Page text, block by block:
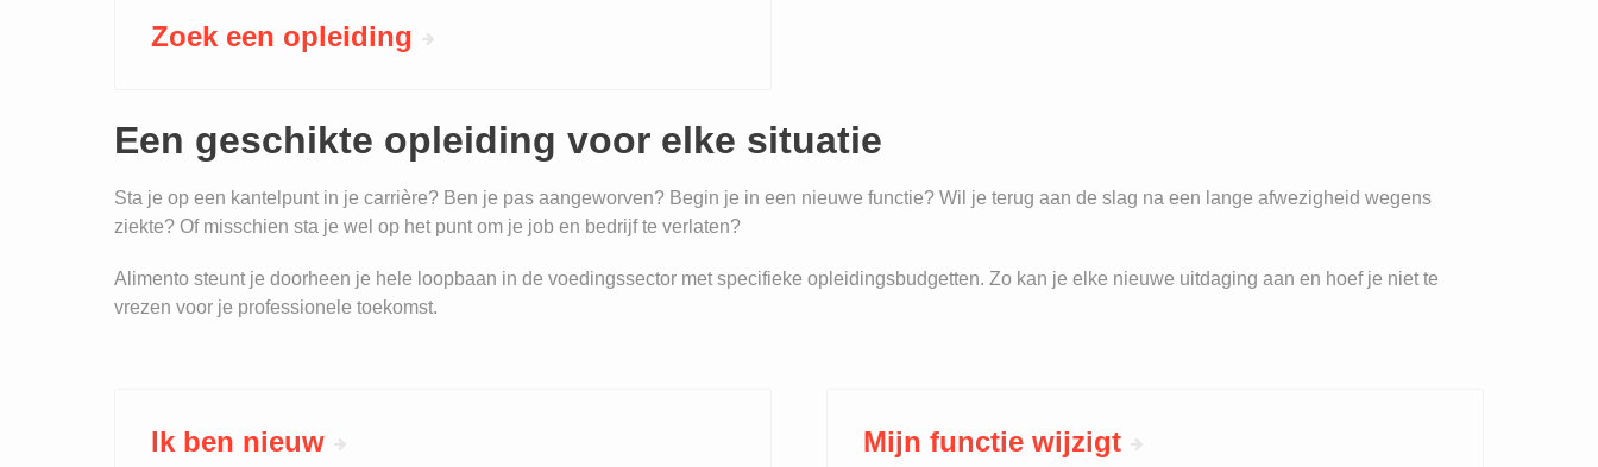
Zoek een opleiding
Een geschikte opleiding voor elke situatie
Sta je op een kantelpunt in je carrière? Ben je pas aangeworven? Begin je in een nieuwe functie? Wil je terug aan de slag na een lange afwezigheid wegens
ziekte? Of misschien sta je wel op het punt om je job en bedrijf te verlaten?
Alimento steunt je doorheen je hele loopbaan in de voedingssector met specifieke opleidingsbudgetten. Zo kan je elke nieuwe uitdaging aan en hoef je niet te
vrezen voor je professionele toekomst.
Ik ben nieuw Mijn functie wijzigt